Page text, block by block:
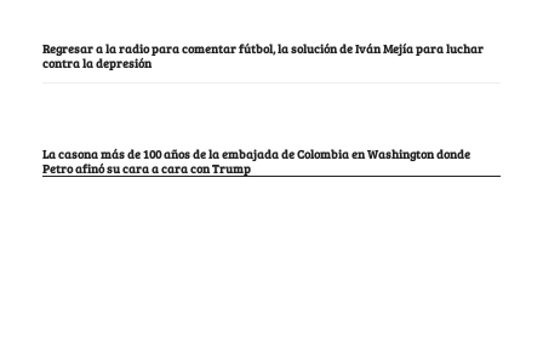
Regresar a la radio para comentar fútbol, la solución de Iván Mejía para luchar
contra la depresión
La casona más de 100 años de la embajada de Colombia en Washington donde
Petro afinó su cara a cara con Trump